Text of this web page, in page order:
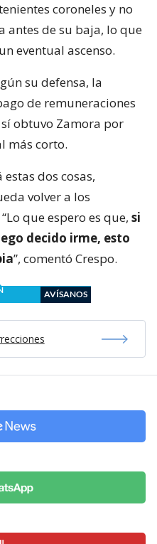
coroneles y no
antes de su baja, lo que
eventual ascenso.
su defensa, la
de remuneraciones
obtuvo Zamora por
más corto.
dos cosas,
volver a los
que espero es que, si
decido irme, esto
”, comentó Crespo.
AVÍSANOS